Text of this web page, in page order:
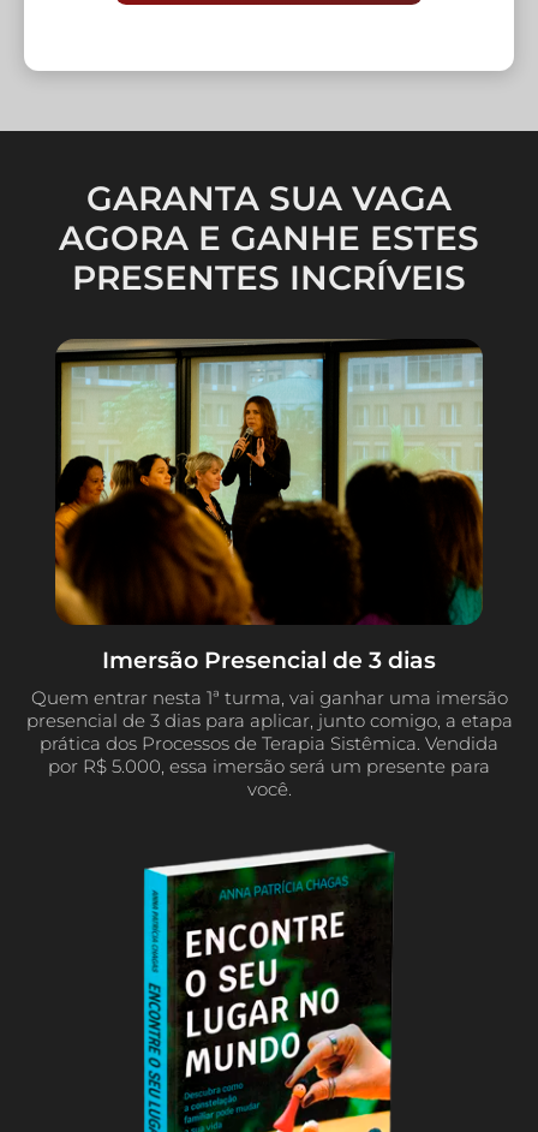
GARANTA SUA VAGA
AGORA E GANHE ESTES
PRESENTES INCRÍVEIS
Imersão Presencial de 3 dias
Quem entrar nesta 1ª turma, vai ganhar uma imersão
presencial de 3 dias para aplicar, junto comigo, a etapa
prática dos Processos de Terapia Sistêmica. Vendida
por R$ 5.000, essa imersão será um presente para
você.